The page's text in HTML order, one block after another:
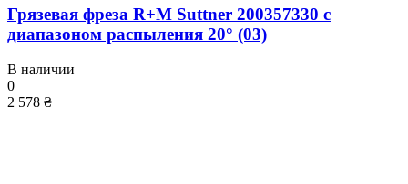
Грязевая фреза R+M Suttner 200357330 с
диапазоном распыления 20° (03)
В наличии
0
2 578 ₴